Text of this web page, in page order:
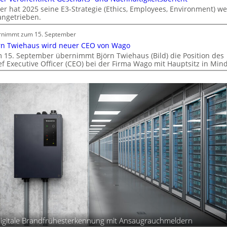
y
s
t
e
m
.
hat 2025 seine E3-Strategie (Ethics, Employees, Environment)
zum 15. September
Twiehaus wird neuer CEO von Wago
15. September übernimmt Björn Twiehaus (Bild) die Position des
Executive Officer (CEO) bei der Firma Wago mit Hauptsitz in
Brandfrühesterkennung mit Ansaugrauchmeldern